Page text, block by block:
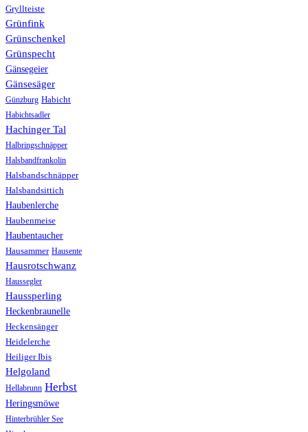
Gryllteiste
Grünfink
Grünschenkel
Grünspecht
Gänsegeier
Gänsesäger
Günzburg Habicht
Habichtsadler
Hachinger Tal
Halbringschnäpper
Halsbandfrankolin
Halsbandschnäpper
Halsbandsittich
Haubenlerche
Haubenmeise
Haubentaucher
Hausammer Hausente
Hausrotschwanz
Haussegler
Haussperling
Heckenbraunelle
Heckensänger
Heidelerche
Heiliger Ibis
Helgoland
Hellabrunn Herbst
Heringsmöwe
Hinterbrühler See